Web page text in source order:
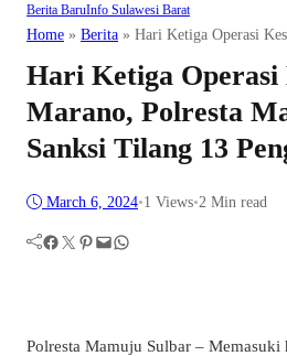
Berita BaruInfo Sulawesi Barat
Home » Berita » Hari Ketiga Operasi
Hari Ketiga Operasi
Marano, Polresta
Sanksi Tilang 13
March 6, 2024•1 Views•2 Min read
Facebook Twitter Pinterest Mail WhatsApp
Polresta Mamuju Sulbar – Memasuki